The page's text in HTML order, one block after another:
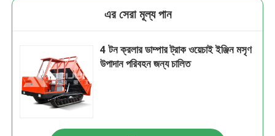
এর সেরা মূল্য পান
4 টন ক্রলার ডাম্পার ট্রাক ওয়েচাই ইঞ্জিন মসৃণ
উপাদান পরিবহন জন্য চালিত